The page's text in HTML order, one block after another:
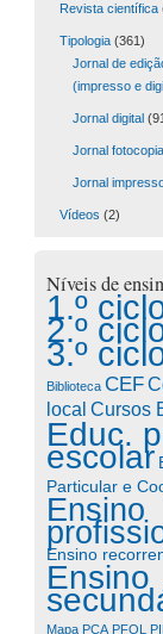
Revista científica
Tipologia(361)
Jornal de
(impresso e
Jornal digital
Jornal
Jornal
Vídeos (2)
Níveis de
1.º
2.º
3.º
Biblioteca CEF
local Cursos
Educ.
escolar
Particular e
Ensino
Ensino
Ensino
Mapa PCA PFOL